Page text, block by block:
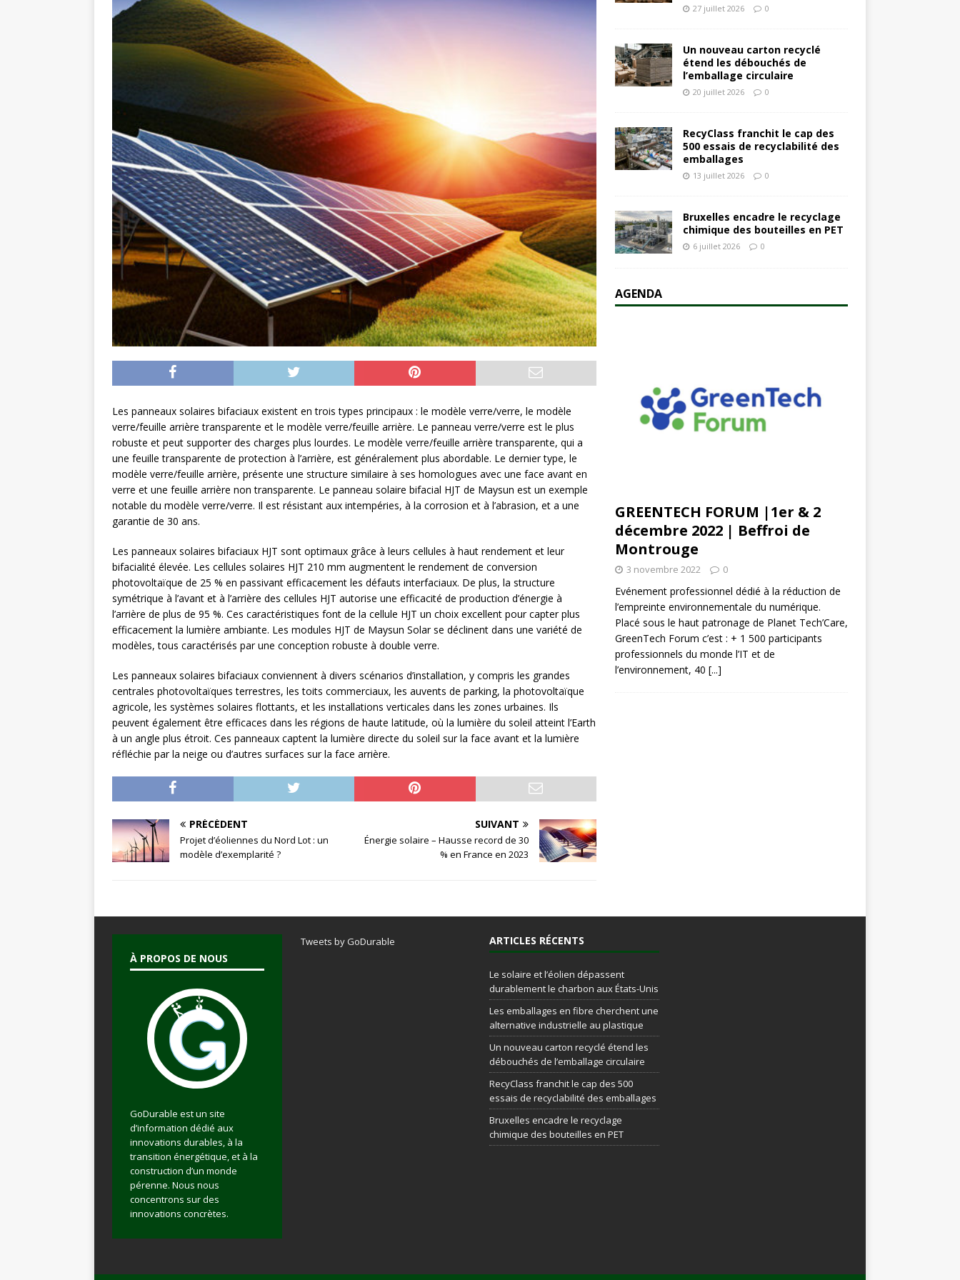
L’INTERNATIONAL
[ 3 août 2026 ]
À L’INTERNATIONAL
Les panneaux solaires bifaciaux existent en trois types principaux : le modèle verre/verre, le modèle
verre/feuille arrière transparente et le modèle verre/feuille arrière. Le panneau verre/verre est le plus
robuste et peut supporter des charges plus lourdes. Le modèle verre/feuille arrière transparente, qui a
une feuille transparente de protection à l’arrière, est généralement plus abordable. Le dernier type, le
modèle verre/feuille arrière, présente une structure similaire à ses homologues avec une face avant en
verre et une feuille arrière non transparente. Le panneau solaire bifacial HJT de Maysun est un exemple
notable du modèle verre/verre. Il est résistant aux intempéries, à la corrosion et à l’abrasion, et a une
garantie de 30 ans.
Les panneaux solaires bifaciaux HJT sont optimaux grâce à leurs cellules à haut rendement et leur
bifacialité élevée. Les cellules solaires HJT 210 mm augmentent le rendement de conversion
photovoltaïque de 25 % en passivant efficacement les défauts interfaciaux. De plus, la structure
symétrique à l’avant et à l’arrière des cellules HJT autorise une efficacité de production d’énergie à
l’arrière de plus de 95 %. Ces caractéristiques font de la cellule HJT un choix excellent pour capter plus
efficacement la lumière ambiante. Les modules HJT de Maysun Solar se déclinent dans une variété de
modèles, tous caractérisés par une conception robuste à double verre.
Les panneaux solaires bifaciaux conviennent à divers scénarios d’installation, y compris les grandes
centrales photovoltaïques terrestres, les toits commerciaux, les auvents de parking, la photovoltaïque
agricole, les systèmes solaires flottants, et les installations verticales dans les zones urbaines. Ils
peuvent également être efficaces dans les régions de haute latitude, où la lumière du soleil atteint l’Earth
à un angle plus étroit. Ces panneaux captent la lumière directe du soleil sur la face avant et la lumière
réfléchie par la neige ou d’autres surfaces sur la face arrière.
PRÉCÉDENT
Projet d’éoliennes du Nord Lot : un
modèle d’exemplarité ?
SUIVANT
Énergie solaire – Hausse record de 30
% en France en 2023
27 juillet 2026 0
Un nouveau carton recyclé
étend les débouchés de
l’emballage circulaire
20 juillet 2026 0
RecyClass franchit le cap des
500 essais de recyclabilité des
emballages
13 juillet 2026 0
Bruxelles encadre le recyclage
chimique des bouteilles en PET
6 juillet 2026 0
AGENDA
GREENTECH FORUM |1er & 2
décembre 2022 | Beffroi de
Montrouge
3 novembre 2022 0
Evénement professionnel dédié à la réduction de
l’empreinte environnementale du numérique.
Placé sous le haut patronage de Planet Tech’Care,
GreenTech Forum c’est : + 1 500 participants
professionnels du monde l’IT et de
l’environnement, 40 [...]
À PROPOS DE NOUS
GoDurable est un site
d’information dédié aux
innovations durables, à la
transition énergétique, et à la
construction d’un monde
pérenne. Nous nous
concentrons sur des
innovations concrètes.
Tweets by GoDurable ARTICLES RÉCENTS
Le solaire et l’éolien dépassent
durablement le charbon aux États-Unis
Les emballages en fibre cherchent une
alternative industrielle au plastique
Un nouveau carton recyclé étend les
débouchés de l’emballage circulaire
RecyClass franchit le cap des 500
essais de recyclabilité des emballages
Bruxelles encadre le recyclage
chimique des bouteilles en PET